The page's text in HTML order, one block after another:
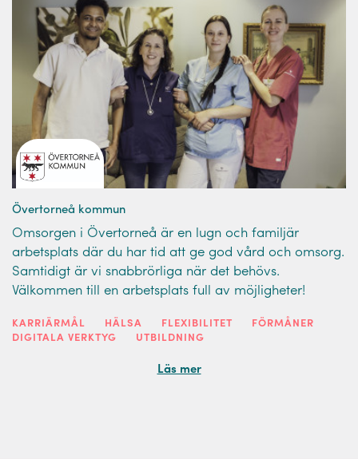
Övertorneå kommun
Omsorgen i Övertorneå är en lugn och familjär
arbetsplats där du har tid att ge god vård och omsorg.
Samtidigt är vi snabbrörliga när det behövs.
Välkommen till en arbetsplats full av möjligheter!
KARRIÄRMÅL HÄLSA FLEXIBILITET
FÖRMÅNER
DIGITALA VERKTYG
UTBILDNING
Läs mer